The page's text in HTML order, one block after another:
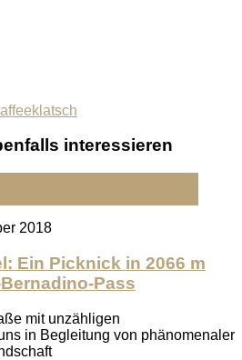
interessieren
2018
Ein Picknick in 2066 m
Pass
mit unzähligen
in Begleitung von phänomenaler